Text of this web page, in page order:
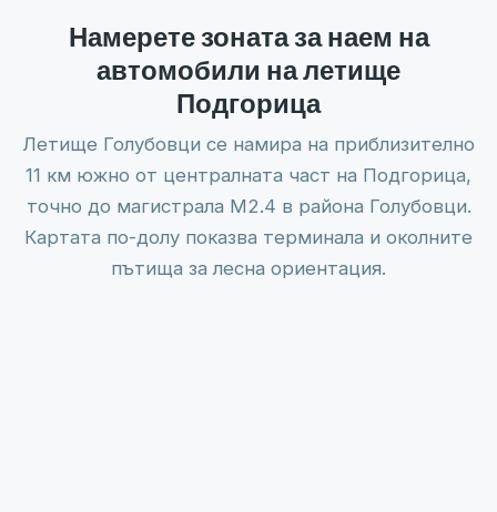
Намерете зоната за наем на
автомобили на летище
Подгорица
Летище Голубовци се намира на приблизително
11 км южно от централната част на Подгорица,
точно до магистрала M2.4 в района Голубовци.
Картата по-долу показва терминала и околните
пътища за лесна ориентация.